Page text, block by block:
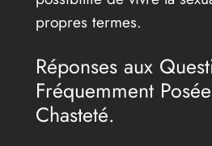
propres termes.
Réponses aux
Fréquemment
Chasteté.